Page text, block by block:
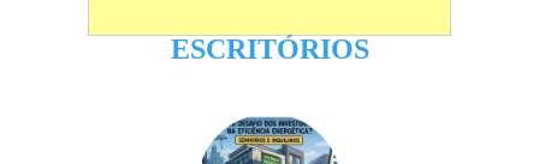
ESCRITÓRIOS